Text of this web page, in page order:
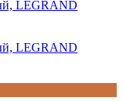
LEGRAND
LEGRAND